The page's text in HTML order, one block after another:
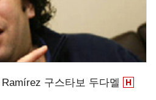
구스타보 두다멜